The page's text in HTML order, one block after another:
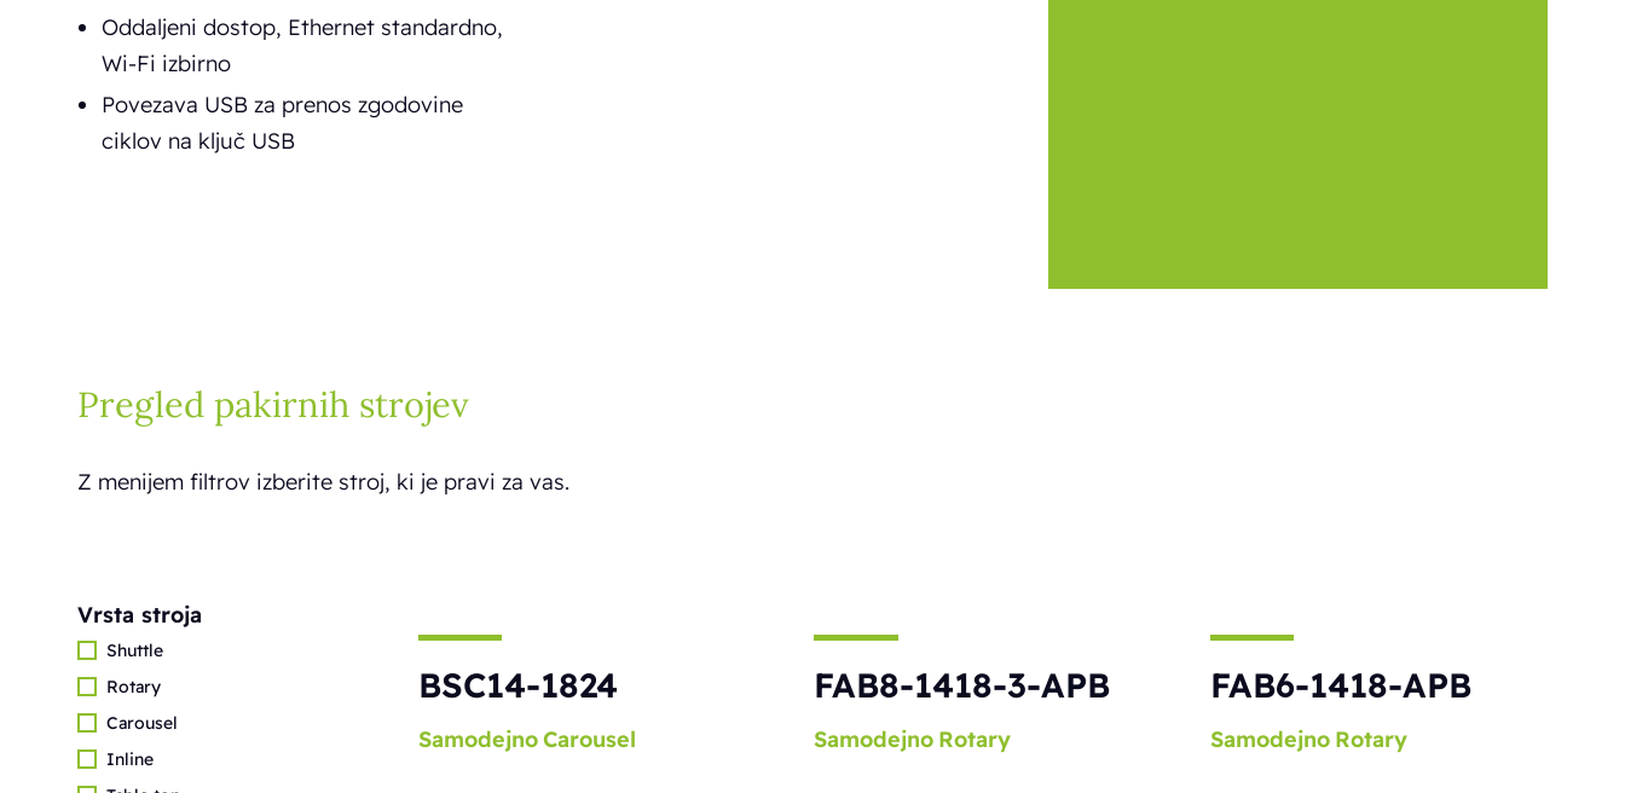
Oddaljeni dostop, Ethernet standardno,
Wi-Fi izbirno
Povezava USB za prenos zgodovine
ciklov na ključ USB
Pregled pakirnih strojev
Z menijem filtrov izberite stroj, ki je pravi za vas.
Vrsta stroja
Shuttle
Rotary
Carousel
Inline
BSC14-1824
Samodejno Carousel
FAB8-1418-3-APB
Samodejno Rotary
FAB6-1418-APB
Samodejno Rotary